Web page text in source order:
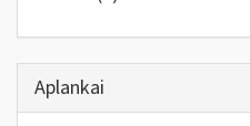
Aplankai